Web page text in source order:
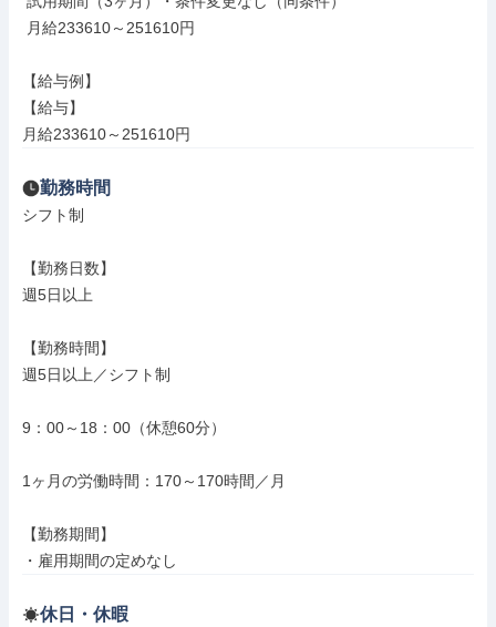
【給与例】
【給与】
月給233610～251610円
勤務時間
シフト制
【勤務日数】
週5日以上
【勤務時間】
週5日以上／シフト制
9：00～18：00（休憩60分）
1ヶ月の労働時間：170～170時間／月
【勤務期間】
・雇用期間の定めなし
休日・休暇